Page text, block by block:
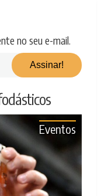
no seu e-mail.
Eventos